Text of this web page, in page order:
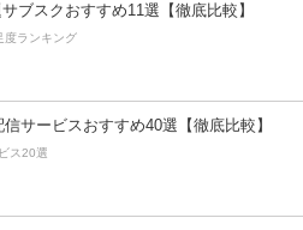
ブスクおすすめ11選【徹底比較】
度ランキング
サービスおすすめ40選【徹底比較】
ス20選